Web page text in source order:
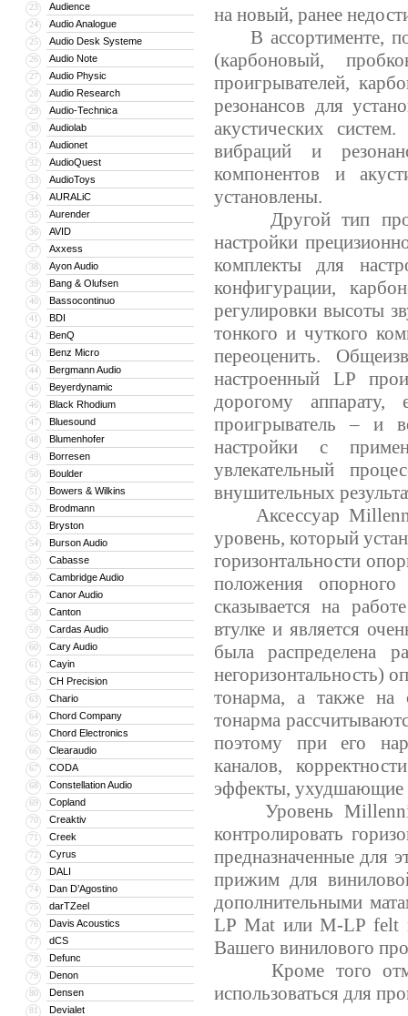
23 Audience
24 Audio Analogue
25 Audio Desk Systeme
26 Audio Note
27 Audio Physic
28 Audio Research
29 Audio-Technica
30 Audiolab
31 Audionet
32 AudioQuest
33 AudioToys
34 AURALiC
35 Aurender
36 AVID
37 Axxess
38 Ayon Audio
39 Bang & Olufsen
40 Bassocontinuo
41 BDI
42 BenQ
43 Benz Micro
44 Bergmann Audio
45 Beyerdynamic
46 Black Rhodium
47 Bluesound
48 Blumenhofer
49 Borresen
50 Boulder
51 Bowers & Wilkins
52 Brodmann
53 Bryston
54 Burson Audio
55 Cabasse
56 Cambridge Audio
57 Canor Audio
58 Canton
59 Cardas Audio
60 Cary Audio
61 Cayin
62 CH Precision
63 Chario
64 Chord Company
65 Chord Electronics
66 Clearaudio
67 CODA
68 Constellation Audio
69 Copland
70 Creaktiv
71 Creek
72 Cyrus
73 DALI
74 Dan D’Agostino
75 darTZeel
76 Davis Acoustics
77 dCS
78 Defunc
79 Denon
80 Densen
81 Devialet
на новый, ранее
В ассортименте,
(карбоновый,
проигрывателей,
резонансов для
акустических
вибраций и
компонентов и
установлены.
Другой тип
настройки
комплекты для
конфигурации,
регулировки высоты
тонкого и чуткого
переоценить.
настроенный LP
дорогому аппарату,
проигрыватель – и
настройки с
увлекательный
внушительных
Аксессуар
уровень, который
горизонтальности
положения опорного
сказывается на
втулке и является
была распределена
негоризонтальность)
тонарма, а также на
тонарма
поэтому при его
каналов,
эффекты, ухудшающие
Уровень
контролировать
предназначенные для
прижим для
дополнительными
LP Mat или M-LP felt
Вашего винилового
Кроме того
использоваться для